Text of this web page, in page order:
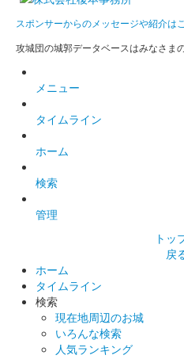
スポンサーからのメッセージや紹介は
攻城団の城郭データベースはみなさま
メニュー
タイムライン
ホーム
検索
管理
トッ
戻
ホーム
タイムライン
検索
現在地周辺のお城
いろんな検索
人気ランキング